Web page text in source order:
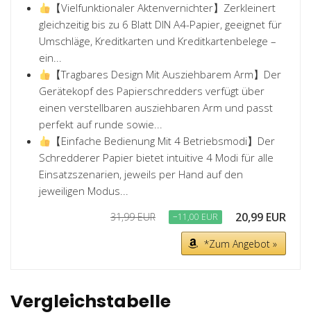
【Vielfunktionaler Aktenvernichter】Zerkleinert
gleichzeitig bis zu 6 Blatt DIN A4-Papier, geeignet für
Umschläge, Kreditkarten und Kreditkartenbelege –
ein...
【Tragbares Design Mit Ausziehbarem Arm】Der
Gerätekopf des Papierschredders verfügt über
einen verstellbaren ausziehbaren Arm und passt
perfekt auf runde sowie...
【Einfache Bedienung Mit 4 Betriebsmodi】Der
Schredderer Papier bietet intuitive 4 Modi für alle
Einsatzszenarien, jeweils per Hand auf den
jeweiligen Modus...
31,99 EUR −11,00 EUR 20,99 EUR
*Zum Angebot »
Vergleichstabelle